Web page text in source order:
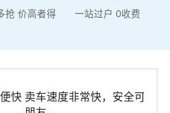
抢 价高者得 一站过户 0收费
靠，服务态度好，会推荐给